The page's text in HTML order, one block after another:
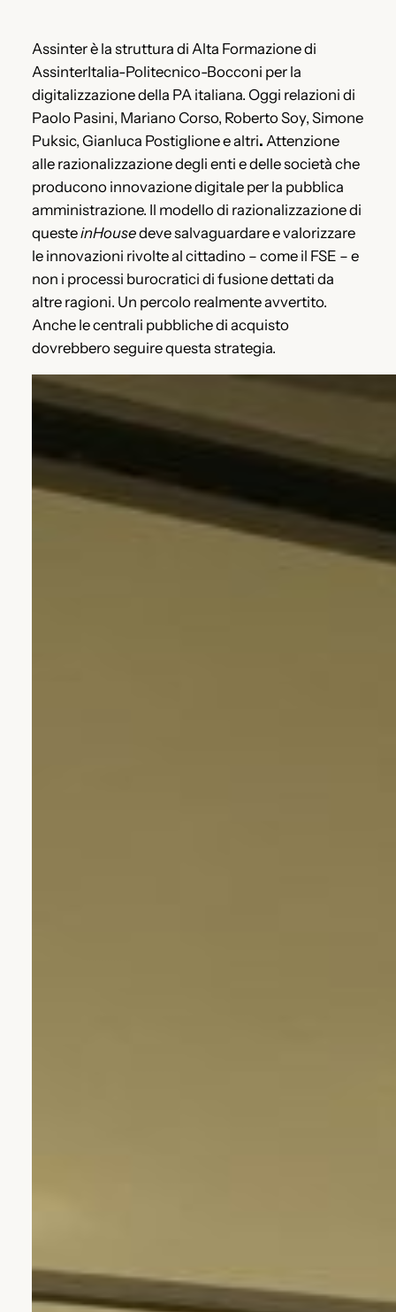
Assinter è la struttura di Alta Formazione di
AssinterItalia-Politecnico-Bocconi per la
digitalizzazione della PA italiana. Oggi relazioni di
Paolo Pasini, Mariano Corso, Roberto Soy, Simone
Puksic, Gianluca Postiglione e altri. Attenzione
alle razionalizzazione degli enti e delle società che
producono innovazione digitale per la pubblica
amministrazione. Il modello di razionalizzazione di
questeinHousedeve salvaguardare e valorizzare
le innovazioni rivolte al cittadino – come il FSE – e
non i processi burocratici di fusione dettati da
altre ragioni. Un percolo realmente avvertito.
Anche le centrali pubbliche di acquisto
dovrebbero seguire questa strategia.